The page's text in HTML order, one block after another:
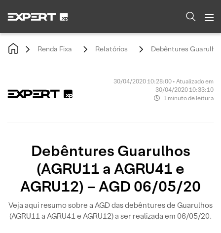
Renda Fixa Relatórios Debêntures
30/04/2020 10:28:00 • Atualizado em
30/04/2020 10:33:10
1 minuto de leitura
Debêntures Guarulhos
(AGRU11 a AGRU41 e
AGRU12) – AGD 06/05/20
Veja aqui resumo sobre a AGD das debêntures de Guarulhos
(AGRU11 a AGRU41 e AGRU12) a ser realizada em 06/05/20.